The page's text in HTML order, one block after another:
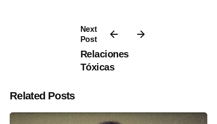
Next
Post
Relaciones
Tóxicas
Related Posts